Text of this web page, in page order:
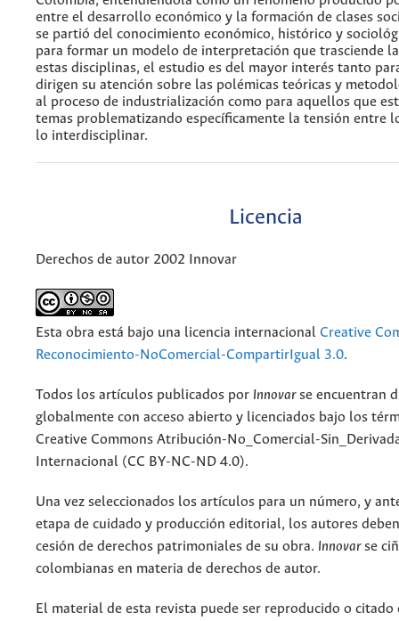
entre el desarrollo económico y la formación de clases
se partió del conocimiento económico, histórico y
para formar un modelo de interpretación que trasciende
estas disciplinas, el estudio es del mayor interés tanto
dirigen su atención sobre las polémicas teóricas y
al proceso de industrialización como para aquellos que
temas problematizando específicamente la tensión entre
lo interdisciplinar.
Licencia
Derechos de autor 2002 Innovar
Esta obra está bajo una licencia internacional Creative
Reconocimiento-NoComercial-CompartirIgual 3.0.
Todos los artículos publicados por Innovarse encuentran
globalmente con acceso abierto y licenciados bajo los
Creative Commons Atribución-No_Comercial-
Internacional (CC BY-NC-ND 4.0).
Una vez seleccionados los artículos para un número, y
etapa de cuidado y producción editorial, los autores
cesión de derechos patrimoniales de su obra. Innovarse
colombianas en materia de derechos de autor.
El material de esta revista puede ser reproducido o citado